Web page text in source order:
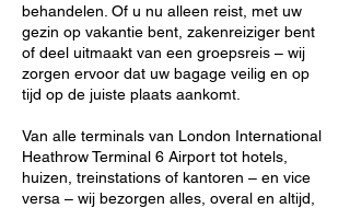
behandelen. Of u nu alleen reist, met uw
gezin op vakantie bent, zakenreiziger bent
of deel uitmaakt van een groepsreis – wij
zorgen ervoor dat uw bagage veilig en op
tijd op de juiste plaats aankomt.
Van alle terminals van London International
Heathrow Terminal 6 Airport tot hotels,
huizen, treinstations of kantoren – en vice
versa – wij bezorgen alles, overal en altijd,